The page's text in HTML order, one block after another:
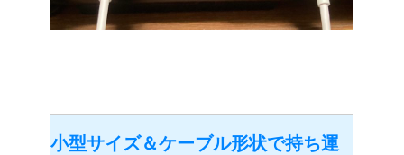
小型サイズ＆ケーブル形状で持ち運